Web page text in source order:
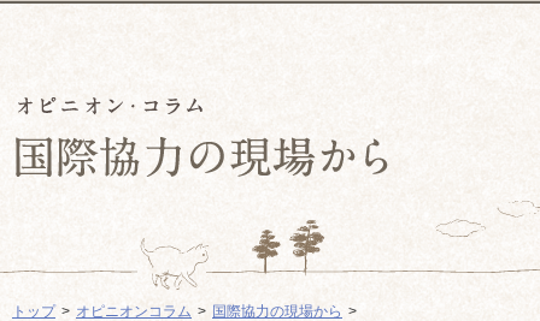
トップ オピニオンコラム
国際協力の現場から